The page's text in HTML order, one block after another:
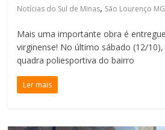
Notícias do Sul de Minas, São Lourenço MG
Mais uma importante obra é
virginense! No último sábado (12/
quadra poliesportiva do bairro
Ler mais